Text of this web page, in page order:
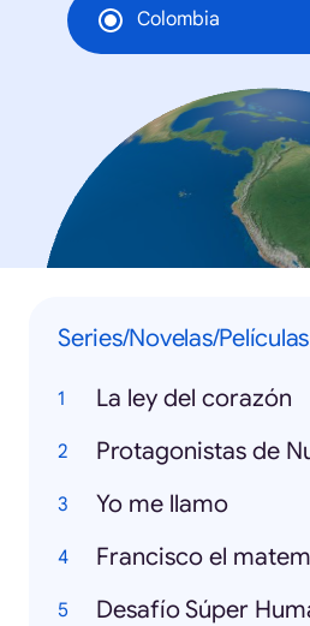
Colombia
Series/Novelas/Películas
La ley del corazón
Yo me llamo